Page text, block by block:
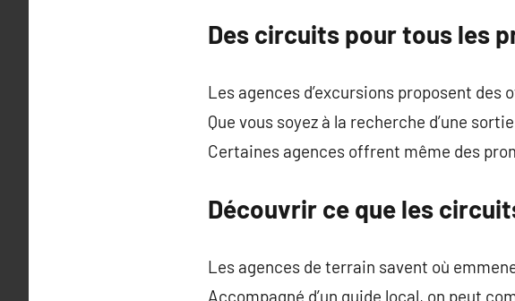
Des circuits pour tous les
Les agences d’excursions proposent des
Que vous soyez à la recherche d’une
Certaines agences offrent même des
Découvrir ce que les
Les agences de terrain savent où
Accompagné d’un guide local, on peut